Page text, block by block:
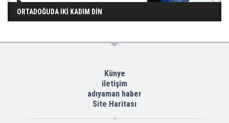
ORTADOĞUDA İKİ KADİM DİN
Künye
iletişim
adıyaman haber
Site Haritası